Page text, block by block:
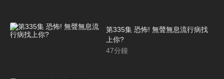
第335集 恐怖! 無聲無息流行病找
上你?
47分鐘